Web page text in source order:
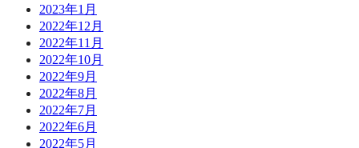
2023年1月
2022年12月
2022年11月
2022年10月
2022年9月
2022年8月
2022年7月
2022年6月
2022年5月